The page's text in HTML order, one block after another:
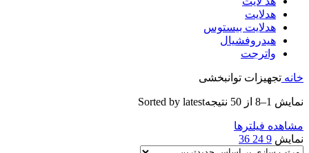
هدلایت
هدلایت بیستوس
هیدروفشیال
واترجت
خانه تجهیزات توانبخشی
نمایش 1–8 از 50 نتیجه Sorted by latest
مشاهده فیلترها
نمایش 9
24
36